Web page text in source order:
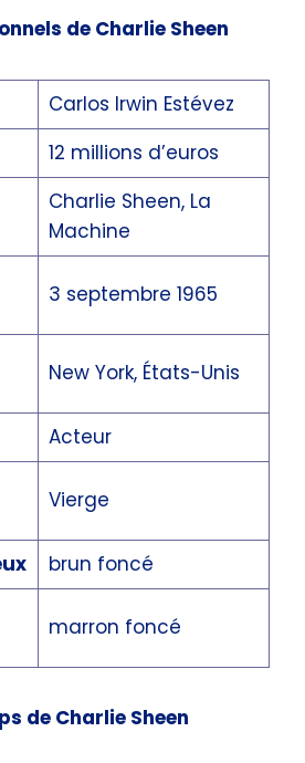
de Charlie Sheen
Carlos Irwin Estévez
12 millions d’euros
Charlie Sheen, La
Machine
3 septembre 1965
New York, États-Unis
Acteur
Vierge
brun foncé
marron foncé
de Charlie Sheen